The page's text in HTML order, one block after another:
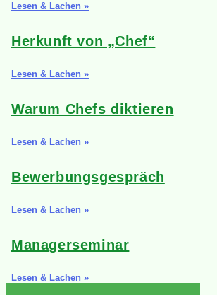
Lesen & Lachen »
Herkunft von „Chef“
Lesen & Lachen »
Warum Chefs diktieren
Lesen & Lachen »
Bewerbungsgespräch
Lesen & Lachen »
Managerseminar
Lesen & Lachen »